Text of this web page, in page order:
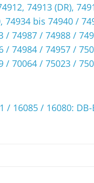
74913 (DR),
74934 bis 74940 /
/ 74987 / 74988 /
/ 74984 / 74957 /
/ 70064 / 75023 /
/ 16085 / 16080: